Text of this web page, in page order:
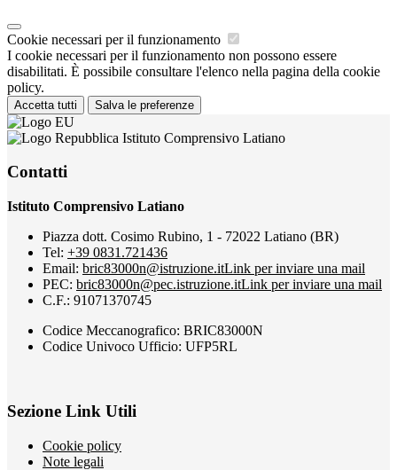
Cookie necessari per il funzionamento
I cookie necessari per il funzionamento non possono essere
disabilitati. È possibile consultare l'elenco nella pagina della cookie
policy.
Accetta tutti Salva le preferenze
Istituto Comprensivo Latiano
Contatti
Istituto Comprensivo Latiano
Piazza dott. Cosimo Rubino, 1 - 72022 Latiano (BR)
Tel: +39 0831.721436
Email: bric83000n@istruzione.itLink per inviare una mail
PEC: bric83000n@pec.istruzione.itLink per inviare una mail
C.F.: 91071370745
Codice Meccanografico: BRIC83000N
Codice Univoco Ufficio: UFP5RL
Sezione Link Utili
Cookie policy
Note legali